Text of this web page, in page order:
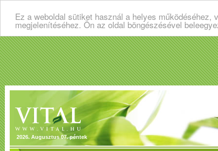
Ez a weboldal sütiket használ a helyes
megjelenítéséhez. Ön az oldal böngészésével
2026. Augusztus 07. péntek